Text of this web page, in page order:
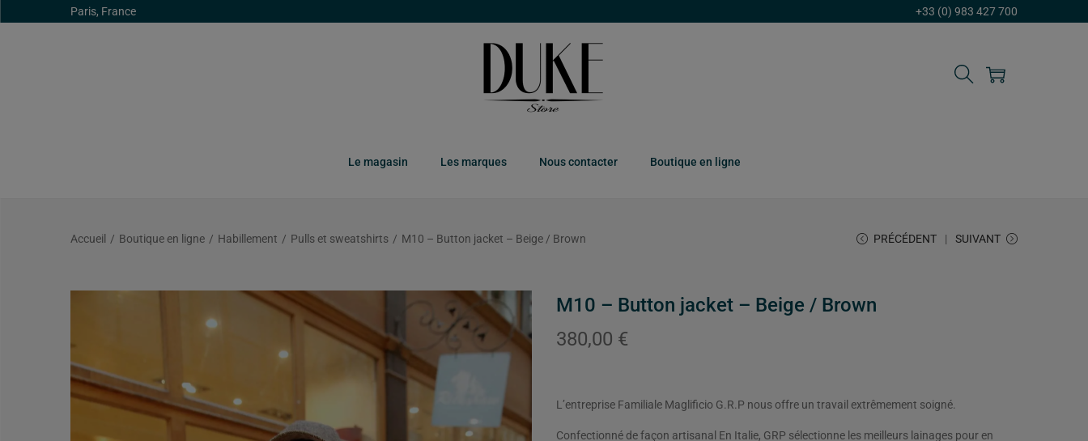
Paris, France +33 (0) 983 427 700
Le magasin Les marques Nous contacter Boutique en ligne
Accueil / Boutique en ligne / Habillement / Pulls et sweatshirts / M10 – Button jacket – Beige / Brown PRÉCÉDENT SUIVANT
M10 – Button jacket – Beige / Brown
380,00 €
L’entreprise Familiale Maglificio G.R.P nous offre un travail extrêmement soigné.
Confectionné de façon artisanal En Italie, GRP sélectionne les meilleurs lainages pour en